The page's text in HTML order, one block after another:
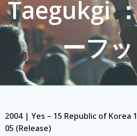
ス
キ
ッ
プ
Taegukgi
ーフ
2004 | Yes – 15 Republic of Korea
05 (Release)